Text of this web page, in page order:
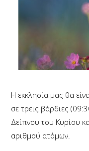
Η εκκλησία μας θα
σε τρεις βάρδιες
Δείπνου του Κυρίου
αριθμού ατόμων.